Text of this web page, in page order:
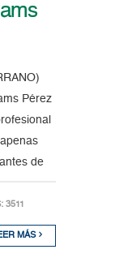
Pérez
de
3511
MÁS